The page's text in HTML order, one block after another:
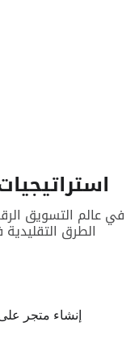
في عالم التسويق
الطرق